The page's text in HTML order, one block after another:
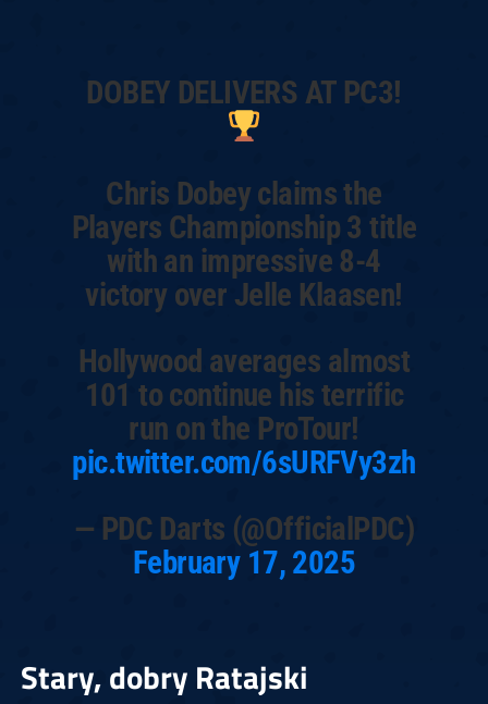
DOBEY DELIVERS AT PC3!
Chris Dobey claims the
Players Championship 3 title
with an impressive 8-4
victory over Jelle Klaasen!
Hollywood averages almost
101 to continue his terrific
run on the ProTour!
pic.twitter.com/6sURFVy3zh
— PDC Darts (@OfficialPDC)
February 17, 2025
Stary, dobry Ratajski